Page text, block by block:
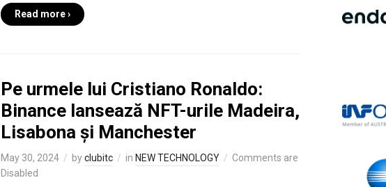
Read more ›
Pe urmele lui Cristiano Ronaldo:
Binance lansează NFT-urile Madeira,
Lisabona și Manchester
May 30, 2024 byclubitc in NEW TECHNOLOGY
Comments are
Disabled